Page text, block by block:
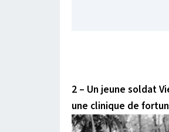
2 – Un jeune soldat
une clinique de